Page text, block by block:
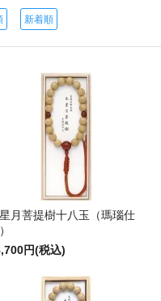
新着順
月菩提樹十八玉（瑪瑙仕
円(税込)